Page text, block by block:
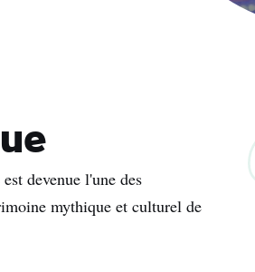
publicité du Tourisme Irlandais sur
et des pixels de suivi. Vous pouvez
en cliquant sur "se désinscrire" dans
sur la manière dont nous traitons
consultez notrepolitique de
devenue l'une des
mythique et culturel de